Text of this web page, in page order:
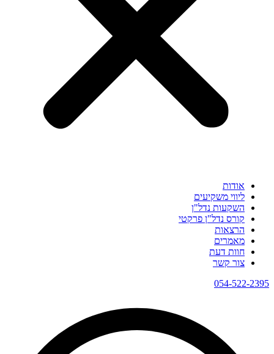
אודות
ליווי משקיעים
השקעות נדל"ן
קורס נדל"ן פרקטי
הרצאות
מאמרים
חוות דעת
צור קשר
054-522-2395